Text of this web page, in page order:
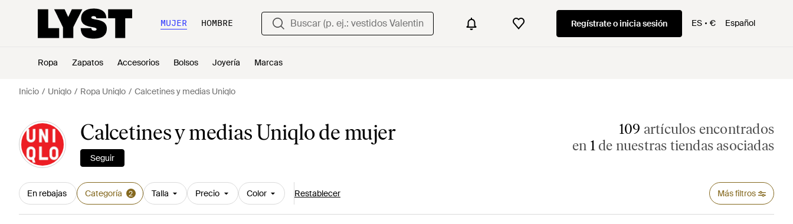
MUJER HOMBRE Regístrate o inicia sesión ES € Español
Ropa Zapatos Accesorios Bolsos Joyería Marcas
Inicio Uniqlo Ropa Uniqlo Calcetines y medias Uniqlo
Calcetines y medias Uniqlo de mujer
Seguir
109 artículos encontrados
en 1 de nuestras tiendas asociadas
En rebajas Categoría 2 Talla Precio Color Restablecer Más filtros